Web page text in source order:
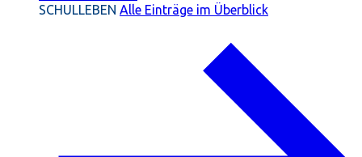
SCHULLEBEN Alle Einträge im Überblick